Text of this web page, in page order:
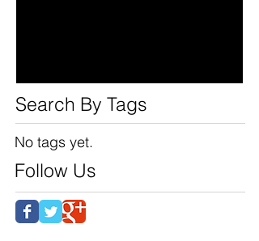
CAST's new program
Search By Tags
No tags yet.
Follow Us